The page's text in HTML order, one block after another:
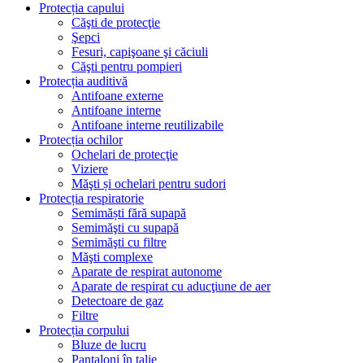
Protecția capului
Căşti de protecţie
Şepci
Fesuri, capişoane şi căciuli
Căşti pentru pompieri
Protecția auditivă
Antifoane externe
Antifoane interne
Antifoane interne reutilizabile
Protecția ochilor
Ochelari de protecţie
Viziere
Măşti și ochelari pentru sudori
Protecția respiratorie
Semimăști fără supapă
Semimăşti cu supapă
Semimăşti cu filtre
Măşti complexe
Aparate de respirat autonome
Aparate de respirat cu aducţiune de aer
Detectoare de gaz
Filtre
Protecția corpului
Bluze de lucru
Pantaloni în talie